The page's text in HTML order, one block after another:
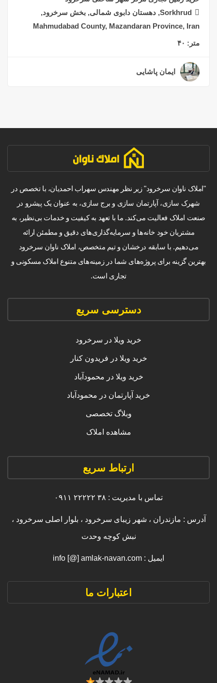
Sorkhrud, دهستان دابوی شمالی, بخش سرخرود,
Mahmudabad County, Mazandaran Province, Iran
متر: ۴۰
ایمان پاشایی
"املاک ناوان سرخرود" زیر نظر مهندس سهراب احمدیان، با تخصص در
شهرک سازی، آپارتمان سازی و برج سازی، به عنوان یک پیشرو در
صنعت املاک فعالیت می‌کند. ما با تعهد به کیفیت و خدمات بی‌نظیر، به
مشتریان خود خانه‌ها و سرمایه‌گذاری‌های دقیق و مطمئن ارائه
می‌دهیم. با سابقه درخشان و تیم متخصص، املاک ناوان سرخرود
بهترین گزینه برای پروژه‌های شما در زمینه‌های متنوع املاک مسکونی و
تجاری است.
دسترسی سریع
خرید ویلا در سرخرود
خرید ویلا در فریدون کنار
خرید ویلا در محمودآباد
خرید آپارتمان در محمودآباد
وبلاگ تخصصی
مشاهده املاک
ارتباط سریع
تماس با مدیریت : ۳۸ ۲۲۲۲۲ ۰۹۱۱
آدرس : مازندران ، شهر زیبای سرخرود ، بلوار اصلی سرخرود ،
نبش کوچه وحدت
ایمیل : info [@] amlak-navan.com
اعتبارات ما